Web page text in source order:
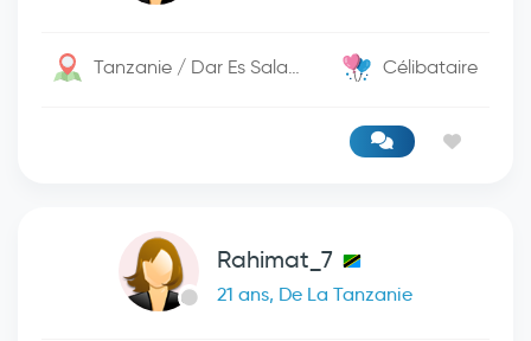
Tanzanie / Dar Es Salaam Célibataire
Rahimat_7
21 ans, De La Tanzanie